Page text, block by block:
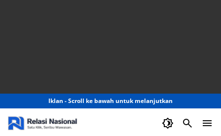
Iklan - Scroll ke bawah untuk melanjutkan